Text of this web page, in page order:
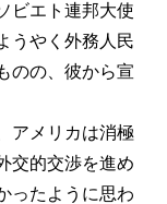
ビエト連邦大使
うやく外務人民
のの、彼から宣
アメリカは消極
交的交渉を進め
ったように思わ